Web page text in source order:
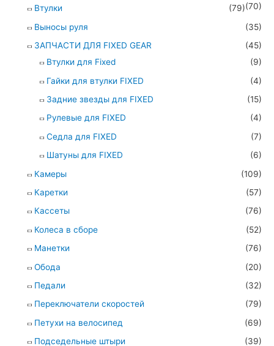
(70)
Втулки
(79)
Выносы руля
(35)
ЗАПЧАСТИ ДЛЯ FIXED GEAR
(45)
Втулки для Fixed
(9)
Гайки для втулки FIXED
(4)
Задние звезды для FIXED
(15)
Рулевые для FIXED
(4)
Седла для FIXED
(7)
Шатуны для FIXED
(6)
Камеры
(109)
Каретки
(57)
Кассеты
(76)
Колеса в сборе
(52)
Манетки
(76)
Обода
(20)
Педали
(32)
Переключатели скоростей
(79)
Петухи на велосипед
(69)
Подседельные штыри
(39)